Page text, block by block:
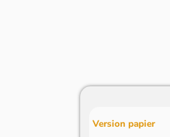
Version papier